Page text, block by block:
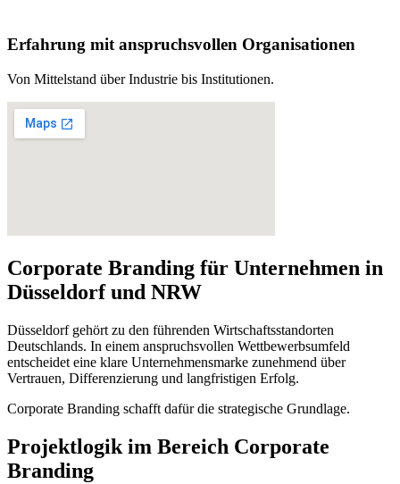
Erfahrung mit anspruchsvollen Organisationen
Von Mittelstand über Industrie bis Institutionen.
Corporate Branding für Unternehmen in
Düsseldorf und NRW
Düsseldorf gehört zu den führenden Wirtschaftsstandorten
Deutschlands. In einem anspruchsvollen Wettbewerbsumfeld
entscheidet eine klare Unternehmensmarke zunehmend über
Vertrauen, Differenzierung und langfristigen Erfolg.
Corporate Branding schafft dafür die strategische Grundlage.
Projektlogik im Bereich Corporate
Branding